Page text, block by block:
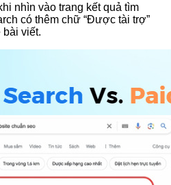
nhìn vào trang kết quả tìm
có thêm chữ “Được tài trợ”
bài viết.